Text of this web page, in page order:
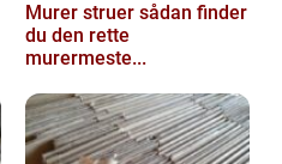
Murer struer sådan finder
du den rette
murermeste...